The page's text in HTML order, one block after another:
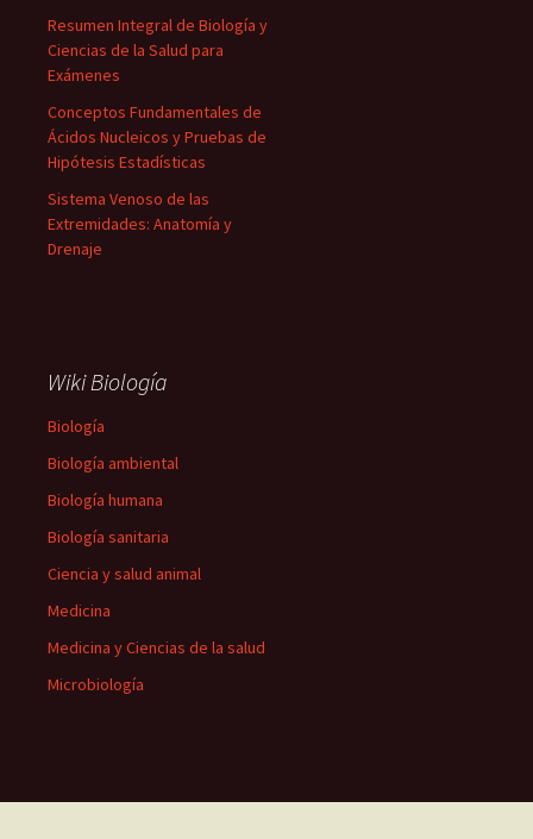
Resumen Integral de Biología y
Ciencias de la Salud para
Exámenes
Conceptos Fundamentales de
Ácidos Nucleicos y Pruebas de
Hipótesis Estadísticas
Sistema Venoso de las
Extremidades: Anatomía y
Drenaje
Wiki Biología
Biología
Biología ambiental
Biología humana
Biología sanitaria
Ciencia y salud animal
Medicina
Medicina y Ciencias de la salud
Microbiología